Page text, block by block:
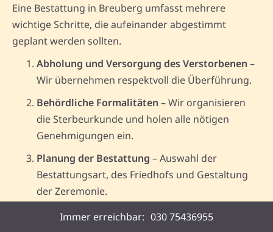
Eine Bestattung in Breuberg umfasst mehrere
wichtige Schritte, die aufeinander abgestimmt
geplant werden sollten.
Abholung und Versorgung des Verstorbenen –
Wir übernehmen respektvoll die Überführung.
Behördliche Formalitäten – Wir organisieren
die Sterbeurkunde und holen alle nötigen
Genehmigungen ein.
Planung der Bestattung – Auswahl der
Bestattungsart, des Friedhofs und Gestaltung
der Zeremonie.
Durchführung der Beisetzung– Die Beerdigung
Immer erreichbar: 030 75436955